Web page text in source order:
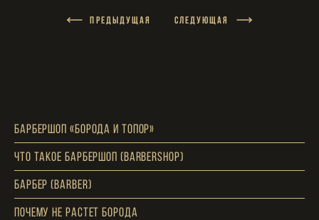
Барбершоп «борода и топор»
Что такое барбершоп (BARBERSHOP)
Барбер (barber)
Почему Не растет борода
ПРЕДЫДУЩАЯ СЛЕДУЮЩАЯ